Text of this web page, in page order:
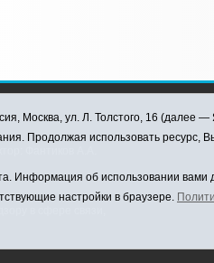
Москва, ул. Л. Толстого, 16 (далее
Продолжая использовать ресурс,
об использовании вами
настройки в браузере.